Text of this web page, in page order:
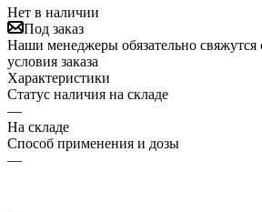
Нет в наличии
Под заказ
Наши менеджеры обязательно свяжутся
условия заказа
Характеристики
Статус наличия на складе
—
На складе
Способ применения и дозы
—